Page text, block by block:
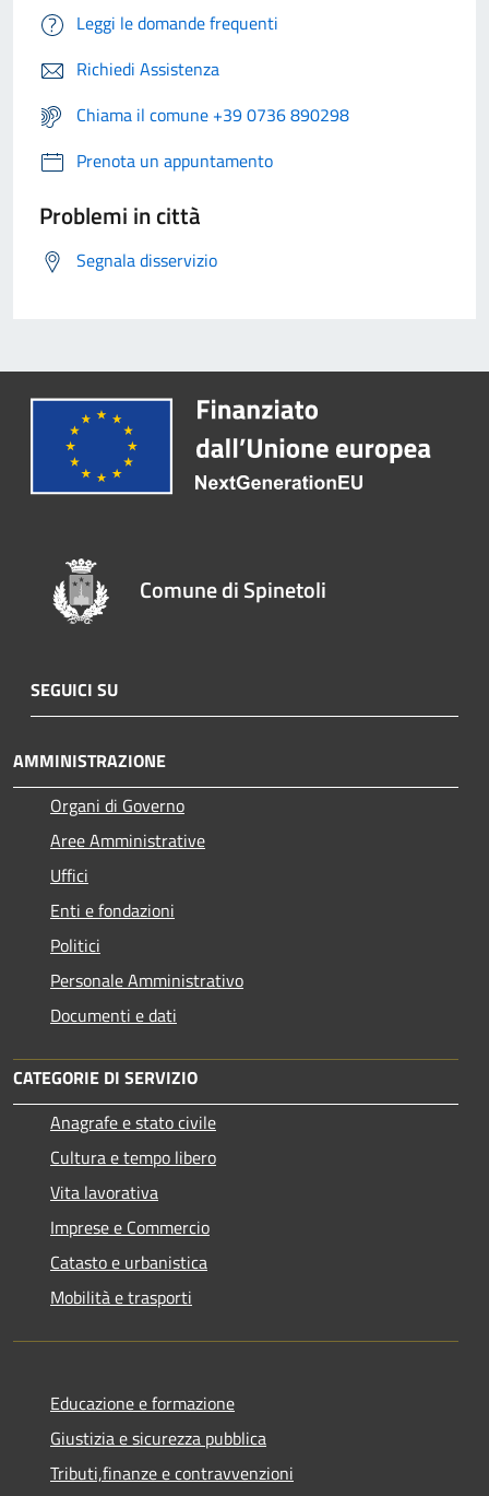
Leggi le domande frequenti
Richiedi Assistenza
Chiama il comune +39 0736 890298
Prenota un appuntamento
Problemi in città
Segnala disservizio
Comune di Spinetoli
SEGUICI SU
AMMINISTRAZIONE
Organi di Governo
Aree Amministrative
Uffici
Enti e fondazioni
Politici
Personale Amministrativo
Documenti e dati
CATEGORIE DI SERVIZIO
Anagrafe e stato civile
Cultura e tempo libero
Vita lavorativa
Imprese e Commercio
Catasto e urbanistica
Mobilità e trasporti
Educazione e formazione
Giustizia e sicurezza pubblica
Tributi,finanze e contravvenzioni